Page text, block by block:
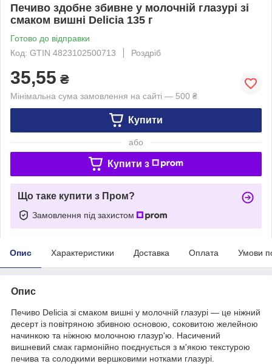
Печиво здобне збивне у молочній глазурі зі
смаком вишні Delicia 135 г
Готово до відправки
Код: GTIN 4823102500713
Роздріб
35,55 ₴
Мінімальна сума замовлення на сайті — 500 ₴
Купити
або
Купити з
Що таке купити з Пром?
Замовлення під захистом
Опис Характеристики Доставка Оплата Умови
Опис
Печиво Delicia зі смаком вишні у молочній глазурі — це ніжний
десерт із повітряною збивною основою, соковитою желейною
начинкою та ніжною молочною глазур'ю. Насичений
вишневий смак гармонійно поєднується з м'якою текстурою
печива та солодкими вершковими нотками глазурі.